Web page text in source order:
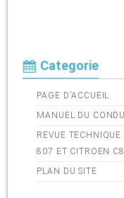
Categorie
PAGE D'ACCUEIL
MANUEL DU
REVUE
807 ET CITROEN C8
PLAN DU SITE